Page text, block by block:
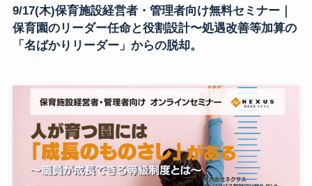
9/17(木)保育施設経営者・管理者向け無料セミナー｜
保育園のリーダー任命と役割設計〜処遇改善等加算の
「名ばかりリーダー」からの脱却。